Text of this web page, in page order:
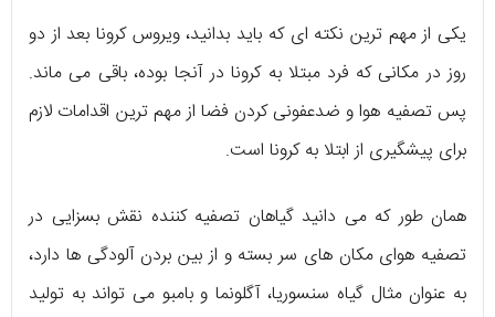
یکی از مهم ترین نکته ای که باید بدانید، ویروس کرونا بعد از دو
روز در مکانی که فرد مبتلا به کرونا در آنجا بوده، باقی می ماند.
پس تصفیه هوا و ضدعفونی کردن فضا از مهم ترین اقدامات لازم
برای پیشگیری از ابتلا به کرونا است.
همان طور که می دانید گیاهان تصفیه کننده نقش بسزایی در
تصفیه هوای مکان های سر بسته و از بین بردن آلودگی ها دارد،
به عنوان مثال گیاه سنسوریا، آگلونما و بامبو می تواند به تولید